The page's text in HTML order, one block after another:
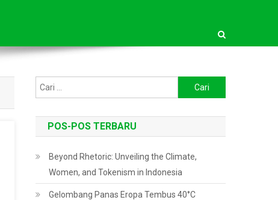
untuk:
POS-POS TERBARU
Beyond Rhetoric: Unveiling the Climate,
Women, and Tokenism in Indonesia
Gelombang Panas Eropa Tembus 40°C